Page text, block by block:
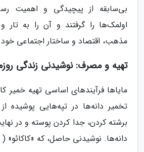
بی‌سابقه از پیچیدگی و اهمیت
اولمک‌ها را گرفتند و آن را به تار
مذهب، اقتصاد و ساختار اجتماعی خود
تهیه و مصرف: نوشیدنی زندگی
مایاها فرآیندهای اساسی تهیه خمیر
تخمیر دانه‌ها در تپه‌هایی پوشیده
برشته کردن، جدا کردن پوسته و در
دانه‌ها. نوشیدنی حاصل، که «کاکائو» (